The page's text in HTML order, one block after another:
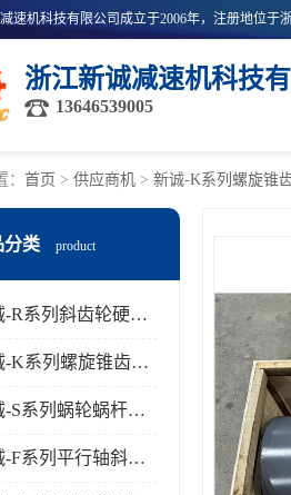
浙江新诚减速机科技
13646539005
： 首页 > 供应商机 > 新诚-K系列螺旋锥
分类 product
新诚-R系列斜齿轮硬齿面减速机
新诚-K系列螺旋锥齿轮减速机
新诚-S系列蜗轮蜗杆齿轮减速机
新诚-F系列平行轴斜齿轮减速机